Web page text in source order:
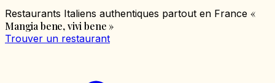
Restaurants Italiens authentiques partout en France «
Mangia bene, vivi bene »
Trouver un restaurant